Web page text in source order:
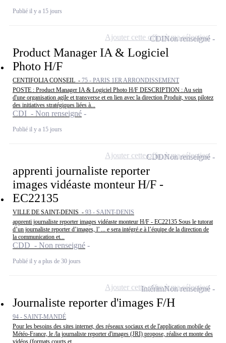
Publié il y a 15 jours
Product Manager IA & Logiciel
Photo H/F
CENTIFOLIA CONSEIL - 75 - PARIS 1ER ARRONDISSEMENT
POSTE : Product Manager IA & Logiciel Photo H/F DESCRIPTION : Au sein
d'une organisation agile et transverse et en lien avec la direction Produit, vous pilotez
des initiatives stratégiques liées à...
CDI - Non renseigné
Publié il y a 15 jours
CDINon renseigné
Ajouter cette offre à ma sélection
apprenti journaliste reporter
images vidéaste monteur H/F -
EC22135
VILLE DE SAINT-DENIS - 93 - SAINT-DENIS
apprenti journaliste reporter images vidéaste monteur H/F - EC22135 Sous le tutorat
d’un journaliste reporter d’images, l’ ... e sera intégré.e à l’équipe de la direction de
la communication et...
CDD - Non renseigné
Publié il y a plus de 30 jours
CDDNon renseigné
Ajouter cette offre à ma sélection
Journaliste reporter d'images F/H
94 - SAINT-MANDÉ
Pour les besoins des sites internet, des réseaux sociaux et de l'application mobile de
Météo-France, le /la journaliste reporter d'images (JRI) propose, réalise et monte des
vidéos (formats courts et...
IntérimNon renseigné
Ajouter cette offre à ma sélection